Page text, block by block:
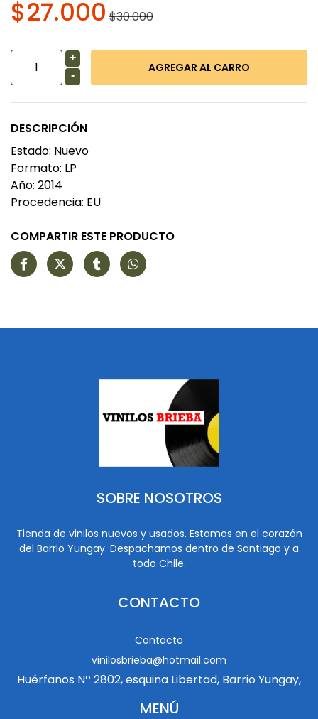
$27.000 $30.000
+
-
DESCRIPCIÓN
Estado: Nuevo
Formato: LP
Año: 2014
Procedencia: EU
COMPARTIR ESTE PRODUCTO
SOBRE NOSOTROS
Tienda de vinilos nuevos y usados. Estamos en el corazón
del Barrio Yungay. Despachamos dentro de Santiago y a
todo Chile.
CONTACTO
Contacto
vinilosbrieba@hotmail.com
Huérfanos Nº 2802, esquina Libertad, Barrio Yungay,
MENÚ